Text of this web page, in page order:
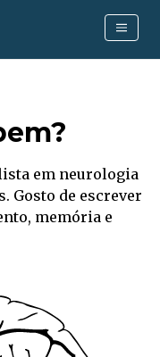
em neurologia
Gosto de escrever
memória e